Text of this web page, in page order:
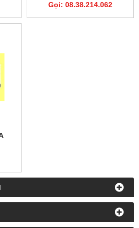
Gọi: 08.38.214.062